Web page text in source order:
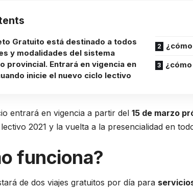
Gratuito está destinado a todos
y modalidades del sistema
provincial. Entrará en vigencia en
inicie el nuevo ciclo lectivo
entrará en vigencia a partir del15 de marzo
2021 y la vuelta a la presencialidad en
funciona?
de dos viajes gratuitos por día para